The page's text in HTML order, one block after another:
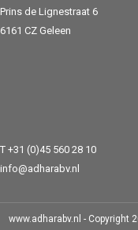
Prins de Lignestraat 6
6161 CZ Geleen
T +31 (0)45 560 28 10
info@adharabv.nl
www.adharabv.nl -